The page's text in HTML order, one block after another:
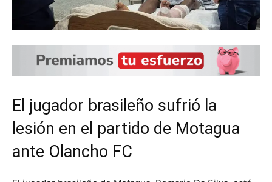
El jugador brasileño sufrió la
lesión en el partido de Motagua
ante Olancho FC